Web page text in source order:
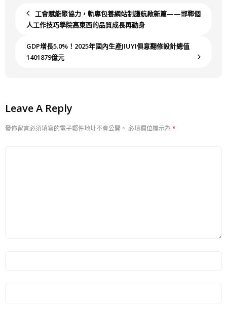
工會賦能聚協力，軌專包養網站制護航啟新篇——邯鄲個
人工作技巧學院高東西的品質成長再動身
GDP增長5.0%！2025年國內生產JIUYI俱意翻修設計總值
1401879億元
Leave A Reply
發佈留言必須填寫的電子郵件地址不會公開。 必填欄位標示為 *